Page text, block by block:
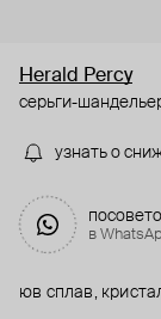
Herald Percy
серьги-
узнать о
в
юв сплав,